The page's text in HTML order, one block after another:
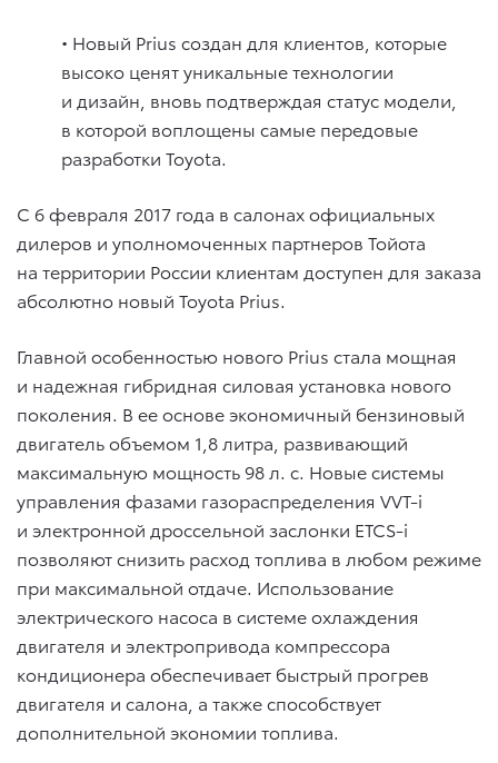
• Новый Prius создан для клиентов, которые
высоко ценят уникальные технологии
и дизайн, вновь подтверждая статус модели,
в которой воплощены самые передовые
разработки Toyota.
С 6 февраля 2017 года в салонах официальных
дилеров и уполномоченных партнеров Тойота
на территории России клиентам доступен для заказа
абсолютно новый Toyota Prius.
Главной особенностью нового Prius стала мощная
и надежная гибридная силовая установка нового
поколения. В ее основе экономичный бензиновый
двигатель объемом 1,8 литра, развивающий
максимальную мощность 98 л. с. Новые системы
управления фазами газораспределения VVT-i
и электронной дроссельной заслонки ETCS-i
позволяют снизить расход топлива в любом режиме
при максимальной отдаче. Использование
электрического насоса в системе охлаждения
двигателя и электропривода компрессора
кондиционера обеспечивает быстрый прогрев
двигателя и салона, а также способствует
дополнительной экономии топлива.